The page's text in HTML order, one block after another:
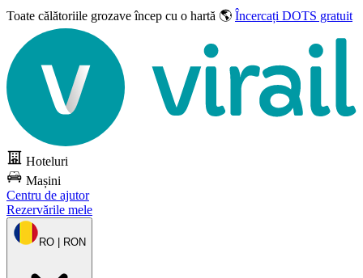
Toate călătoriile grozaveîncep cu o hartă 🌎 Încercați DOTS gratuit
Hoteluri
Mașini
Centru de ajutor
Rezervările mele
RO | RON